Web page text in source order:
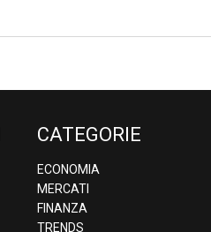
CATEGORIE
ECONOMIA
MERCATI
FINANZA
TRENDS